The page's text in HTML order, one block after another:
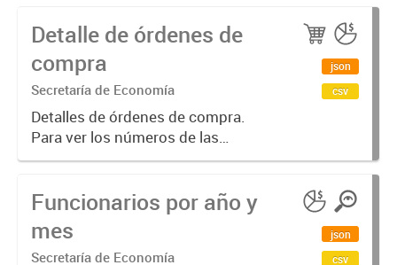
Detalle de órdenes de
compra
Secretaría de Economía
Detalles de órdenes de compra.
Para ver los números de las
ordenes de compra emitidas por
https://datos.bahia.gob.ar/dataset/
json
csv
Funcionarios por año y
mes
Secretaría de Economía
json
csv